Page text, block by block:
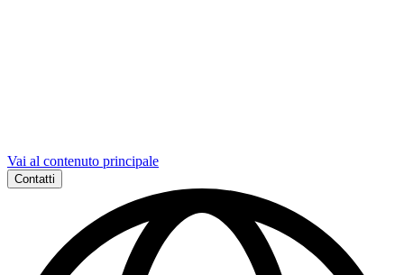
Vai al contenuto principale
Contatti